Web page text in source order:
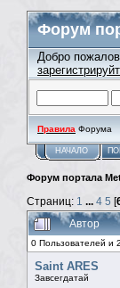
Форум
Добро
Правила Форума
НАЧАЛО
Форум портала
Страниц: 1 ... 4 5 [
Автор
0 Пользователей и
Saint ARES
Завсегдатай